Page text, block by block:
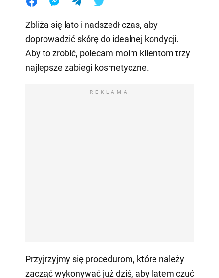
Zbliża się lato i nadszedł czas, aby
doprowadzić skórę do idealnej kondycji.
Aby to zrobić, polecam moim klientom trzy
najlepsze zabiegi kosmetyczne.
REKLAMA
Przyjrzyjmy się procedurom, które należy
zacząć wykonywać już dziś, aby latem czuć